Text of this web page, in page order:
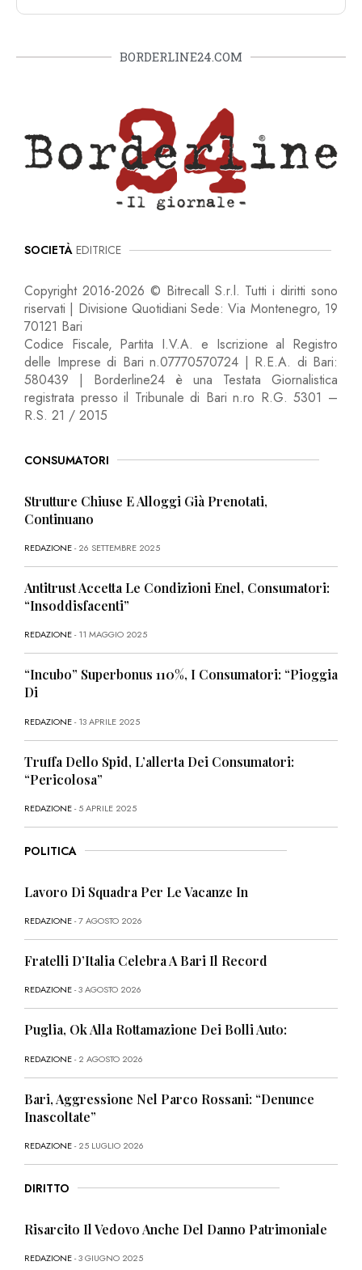
BORDERLINE24.COM
SOCIETÀ EDITRICE
Copyright 2016-2026 © Bitrecall S.r.l. Tutti i diritti sono
riservati | Divisione Quotidiani Sede: Via Montenegro, 19
70121 Bari
Codice Fiscale, Partita I.V.A. e Iscrizione al Registro
delle Imprese di Bari n.07770570724 | R.E.A. di Bari:
580439 | Borderline24 è una Testata Giornalistica
registrata presso il Tribunale di Bari n.ro R.G. 5301 –
R.S. 21 / 2015
CONSUMATORI
Strutture Chiuse E Alloggi Già Prenotati,
Continuano
REDAZIONE- 26 SETTEMBRE 2025
Antitrust Accetta Le Condizioni Enel, Consumatori:
“Insoddisfacenti”
REDAZIONE- 11 MAGGIO 2025
“Incubo” Superbonus 110%, I Consumatori: “Pioggia
Di
REDAZIONE- 13 APRILE 2025
Truffa Dello Spid, L’allerta Dei Consumatori:
“Pericolosa”
REDAZIONE- 5 APRILE 2025
POLITICA
Lavoro Di Squadra Per Le Vacanze In
REDAZIONE- 7 AGOSTO 2026
Fratelli D’Italia Celebra A Bari Il Record
REDAZIONE- 3 AGOSTO 2026
Puglia, Ok Alla Rottamazione Dei Bolli Auto:
REDAZIONE- 2 AGOSTO 2026
Bari, Aggressione Nel Parco Rossani: “Denunce
Inascoltate”
REDAZIONE- 25 LUGLIO 2026
DIRITTO
Risarcito Il Vedovo Anche Del Danno Patrimoniale
REDAZIONE- 3 GIUGNO 2025